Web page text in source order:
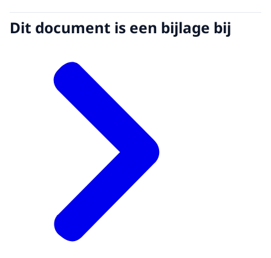
Dit document is een bijlage bij